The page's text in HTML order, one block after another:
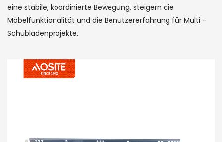
eine stabile, koordinierte Bewegung, steigern die
Möbelfunktionalität und die Benutzererfahrung für Multi -
Schubladenprojekte.